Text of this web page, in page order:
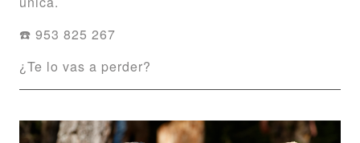
☎️ 953 825 267
¿Te lo vas a perder?